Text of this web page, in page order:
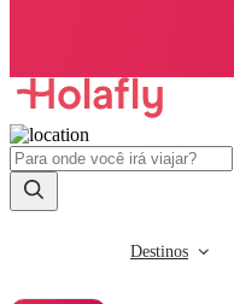
Destinos